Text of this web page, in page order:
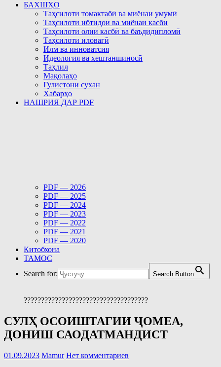
БАХШҲО
Таҳсилоти томактабӣ ва миёнаи умумӣ
Таҳсилоти ибтидоӣ ва миёнаи касбӣ
Таҳсилоти олии касбӣ ва баъдидипломӣ
Таҳсилоти иловагӣ
Илм ва инноватсия
Идеология ва хештаншиносӣ
Таҳлил
Мақолаҳо
Гулистони сухан
Хабарҳо
НАШРИЯ ДАР PDF
PDF — 2026
PDF — 2025
PDF — 2024
PDF — 2023
PDF — 2022
PDF — 2021
PDF — 2020
Китобхона
ТАМОС
Search for:
Search Button
????????????????????????????????????
СУЛҲ ОСОИШТАГИИ ҶОМЕА,
ДОНИШ САОДАТМАНДИСТ
01.09.2023 Mamur Нет комментариев